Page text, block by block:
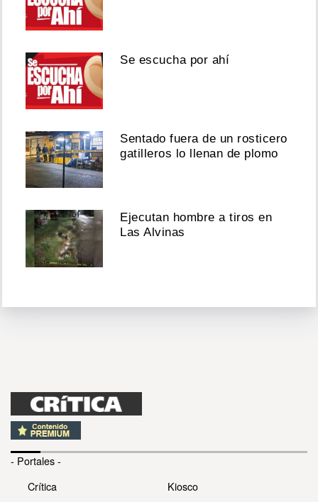
Se escucha por ahí
Sentado fuera de un rosticero
gatilleros lo llenan de plomo
Ejecutan hombre a tiros en
Las Alvinas
- Portales -
Crítica
Kiosco